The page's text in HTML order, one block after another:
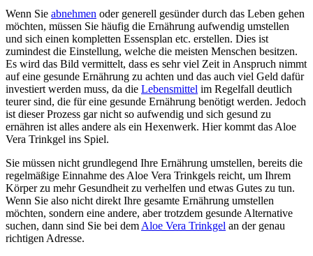
Wenn Sie abnehmen oder generell gesünder durch das Leben gehen
möchten, müssen Sie häufig die Ernährung aufwendig umstellen
und sich einen kompletten Essensplan etc. erstellen. Dies ist
zumindest die Einstellung, welche die meisten Menschen besitzen.
Es wird das Bild vermittelt, dass es sehr viel Zeit in Anspruch nimmt
auf eine gesunde Ernährung zu achten und das auch viel Geld dafür
investiert werden muss, da die Lebensmittel im Regelfall deutlich
teurer sind, die für eine gesunde Ernährung benötigt werden. Jedoch
ist dieser Prozess gar nicht so aufwendig und sich gesund zu
ernähren ist alles andere als ein Hexenwerk. Hier kommt das Aloe
Vera Trinkgel ins Spiel.
Sie müssen nicht grundlegend Ihre Ernährung umstellen, bereits die
regelmäßige Einnahme des Aloe Vera Trinkgels reicht, um Ihrem
Körper zu mehr Gesundheit zu verhelfen und etwas Gutes zu tun.
Wenn Sie also nicht direkt Ihre gesamte Ernährung umstellen
möchten, sondern eine andere, aber trotzdem gesunde Alternative
suchen, dann sind Sie bei demAloe Vera Trinkgel an der genau
richtigen Adresse.